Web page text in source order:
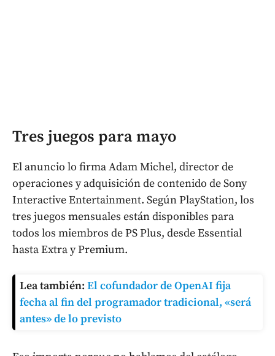
Tres juegos para mayo
El anuncio lo firma Adam Michel, director de
operaciones y adquisición de contenido de Sony
Interactive Entertainment. Según PlayStation, los
tres juegos mensuales están disponibles para
todos los miembros de PS Plus, desde Essential
hasta Extra y Premium.
Lea también: El cofundador de OpenAI fija
fecha al fin del programador tradicional, «será
antes» de lo previsto